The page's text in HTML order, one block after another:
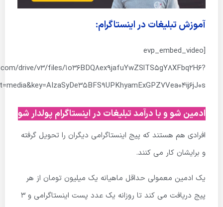
آموزش تبلیغات در اینستاگرام:
[evp_embed_video
drive/v3/files/1o36BDQ8ex9jafuYwZSlTS5gY8XFbq2H6?
ادمین شو و با درآمد تبلیغات در اینستاگرام پولدار شو
افرادی هم هستند که پیج اینستاگرامی دیگران را تحویل گرفته
و برایشان کار می کنند.
یک ادمین معمولی حداقل ماهیانه یک میلیون تومان از هر
پیج دریافت می کند تا روزانه یک عدد پست اینستاگرامی و 3